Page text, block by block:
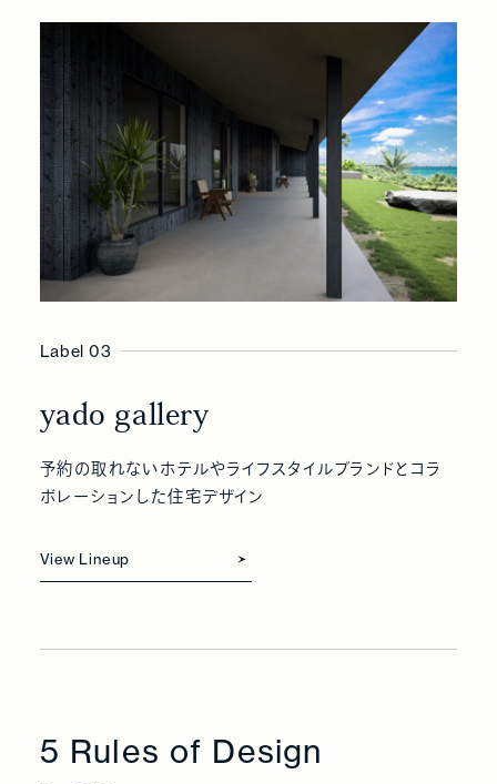
Label 03
yado gallery
予約の取れないホテルやライフスタイルブランドとコラ
ボレーションした住宅デザイン
View Lineup
5 Rules of Design